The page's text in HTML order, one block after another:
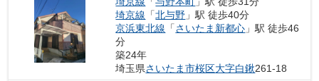
埼京線 「北与野 」駅 徒歩40分
京浜東北線 「さいたま新都心 」駅 徒歩46
分
築24年
埼玉県さいたま市桜区大字白鍬261-18